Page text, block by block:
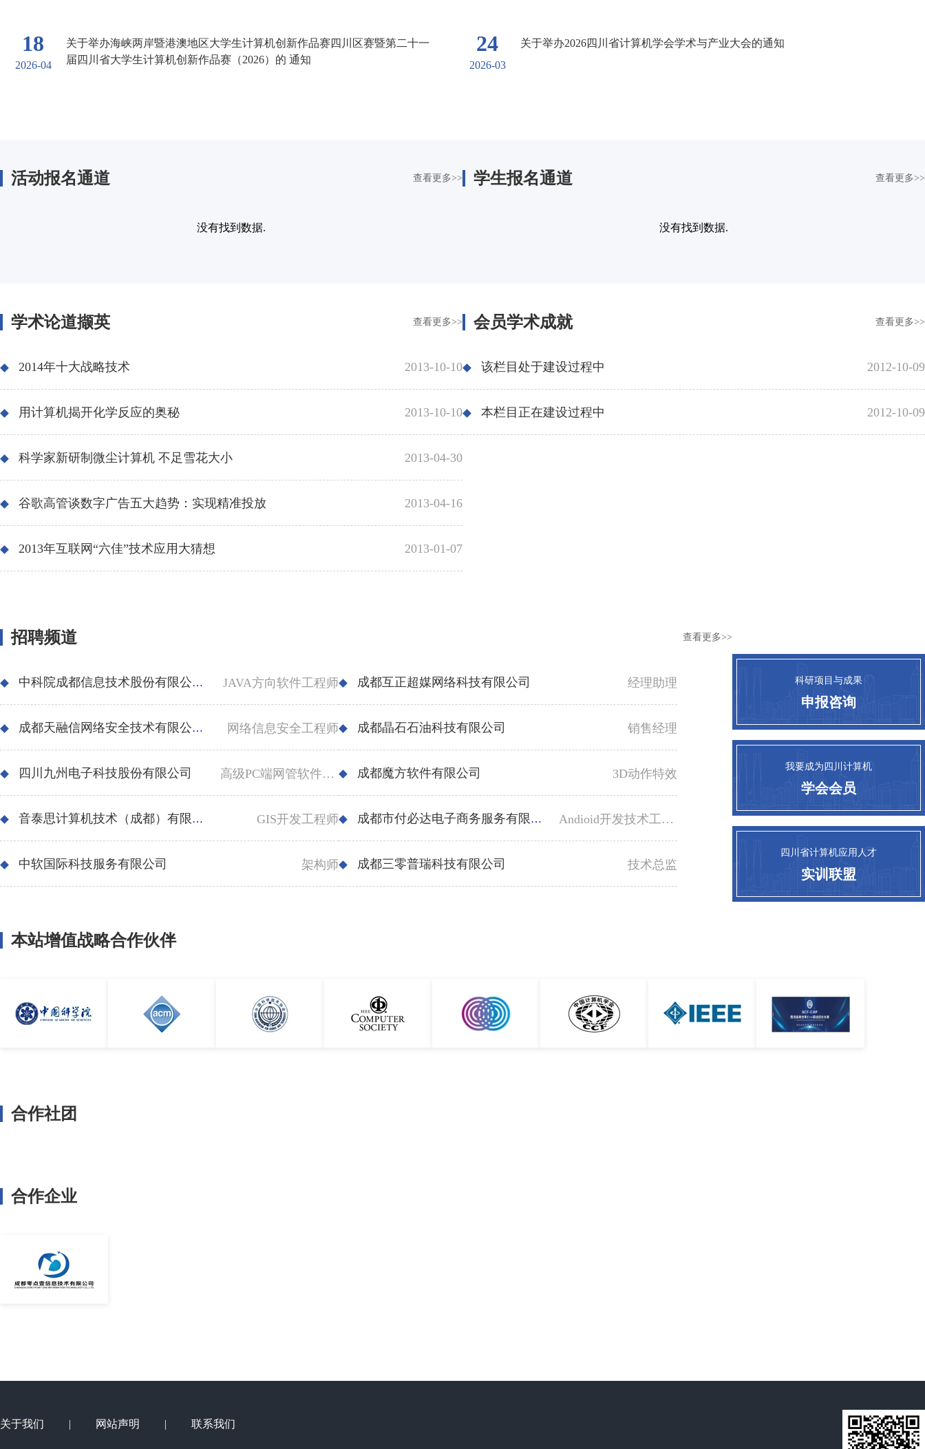
18
2026-04
关于举办海峡两岸暨港澳地区大学生计算机创新作品赛四川区赛暨第二十一
届四川省大学生计算机创新作品赛（2026）的 通知
24
2026-03
关于举办2026四川省计算机学会学术与产业大会的通知
活动报名通道 查看更多>>
没有找到数据.
学生报名通道 查看更多>>
没有找到数据.
学术论道撷英 查看更多>>
2014年十大战略技术 2013-10-10
用计算机揭开化学反应的奥秘 2013-10-10
科学家新研制微尘计算机 不足雪花大小 2013-04-30
谷歌高管谈数字广告五大趋势：实现精准投放 2013-04-16
2013年互联网“六佳”技术应用大猜想 2013-01-07
会员学术成就 查看更多>>
该栏目处于建设过程中 2012-10-09
本栏目正在建设过程中 2012-10-09
招聘频道 查看更多>>
中科院成都信息技术股份有限公司 JAVA方向软件工程师 成都互正超媒网络科技有限公司 经理助理
成都天融信网络安全技术有限公司 网络信息安全工程师 成都晶石石油科技有限公司 销售经理
四川九州电子科技股份有限公司 高级PC端网管软件开发 成都魔方软件有限公司 3D动作特效
音泰思计算机技术（成都）有限公司 GIS开发工程师 成都市付必达电子商务服务有限公司 Andioid开发技术工程师
中软国际科技服务有限公司 架构师 成都三零普瑞科技有限公司 技术总监
科研项目与成果
申报咨询
我要成为四川计算机
学会会员
四川省计算机应用人才
实训联盟
本站增值战略合作伙伴
合作社团
合作企业
关于我们 | 网站声明 | 联系我们